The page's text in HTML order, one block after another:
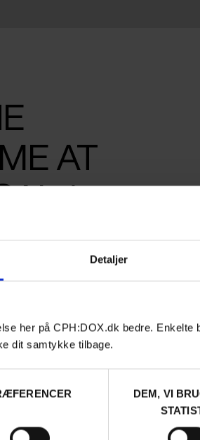
Detaljer
her på CPH:DOX.dk bedre. Enkelte
dit samtykke tilbage.
DEM, VI
AT
1
About us
FAQ Festival
Press info
Code of
Volunteer at